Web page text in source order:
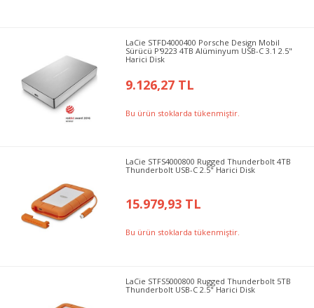
LaCie STFD4000400 Porsche Design Mobil
Sürücü P'9223 4TB Alüminyum USB-C 3.1 2.5"
Harici Disk
9.126,27 TL
Bu ürün stoklarda tükenmiştir.
LaCie STFS4000800 Rugged Thunderbolt 4TB
Thunderbolt USB-C 2.5" Harici Disk
15.979,93 TL
Bu ürün stoklarda tükenmiştir.
LaCie STFS5000800 Rugged Thunderbolt 5TB
Thunderbolt USB-C 2.5" Harici Disk